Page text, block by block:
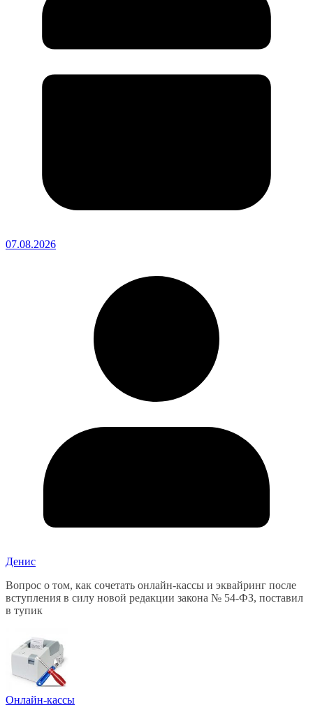
07.08.2026
Денис
Вопрос о том, как сочетать онлайн-кассы и эквайринг после
вступления в силу новой редакции закона № 54-ФЗ, поставил
в тупик
Онлайн-кассы